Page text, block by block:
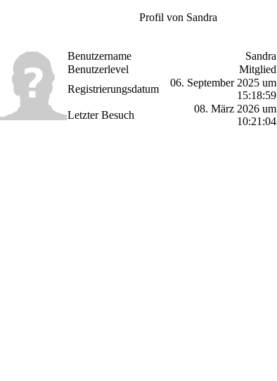
Profil von Sandra
Benutzername
Sandra
Benutzerlevel
Mitglied
Registrierungsdatum
06. September 2025 um
15:18:59
Letzter Besuch
08. März 2026 um
10:21:04